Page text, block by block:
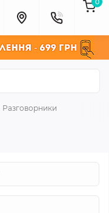
Разговорники